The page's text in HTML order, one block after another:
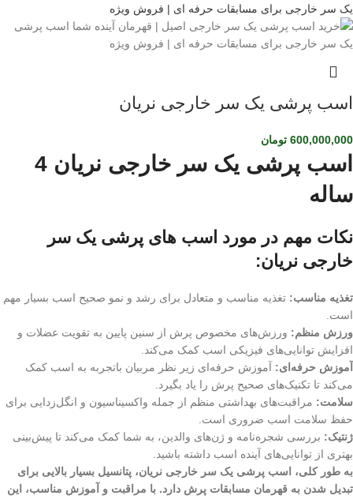
اسب پرشی یک سر خارجی نریان
600,000,000 تومان
اسب پرشی یک سر خارجی نریان 4
ساله
نکات مهم در مورد اسب های پرشی یک سر
خارجی نریان:
تغذیه مناسب: تغذیه مناسب و متعادل برای رشد و نمو صحیح اسب بسیار مهم
است.
ورزش منظم: ورزش‌های مخصوص پرش از سنین پایین به تقویت عضلات و
افزایش توانایی‌های فیزیکی اسب کمک می‌کند.
آموزش حرفه‌ای: آموزش حرفه‌ای زیر نظر مربیان باتجربه به اسب کمک
می‌کند تا تکنیک‌های صحیح پرش را یاد بگیرد.
سلامت: مراقبت‌های بهداشتی منظم از جمله واکسیناسیون و انگل‌زدایی برای
حفظ سلامت اسب ضروری است.
ژنتیک: بررسی شجره‌نامه و ژن‌های والدین، به شما کمک می‌کند تا پیش‌بینی
بهتری از توانایی‌های آینده اسب داشته باشید.
به طور کلی، اسب پرشی یک سر خارجی نریان، پتانسیل بسیار بالایی برای
تبدیل شدن به قهرمان مسابقات پرش دارد. با مراقبت و آموزش مناسب، این